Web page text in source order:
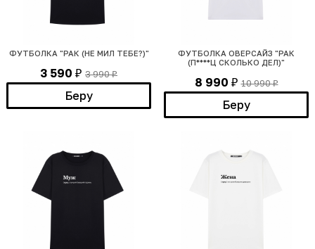
ФУТБОЛКА "РАК (НЕ МИЛ ТЕБЕ?)"
3 590 ₽ 3 990₽
Беру
ФУТБОЛКА ОВЕРСАЙЗ "РАК
(П****Ц СКОЛЬКО ДЕЛ)"
8 990 ₽ 10 990₽
Беру